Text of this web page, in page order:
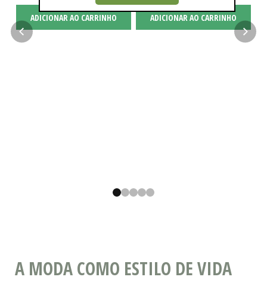
ADICIONAR AO CARRINHO ADICIONAR AO CARRINHO
A MODA COMO ESTILO DE VIDA